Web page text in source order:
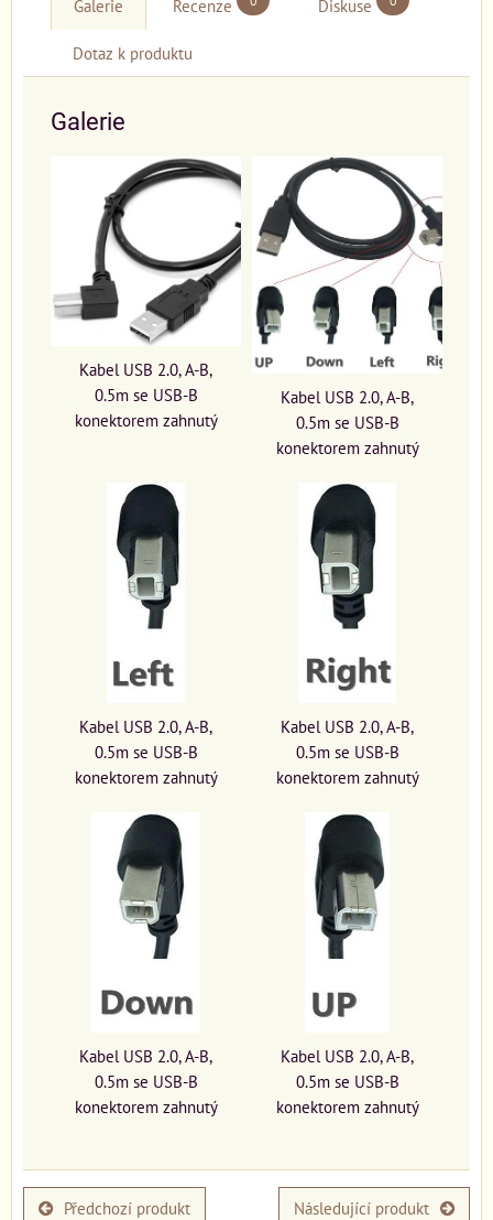
Galerie Recenze Diskuse
Dotaz k produktu
Galerie
Kabel USB 2.0, A-B,
0.5m se USB-B
konektorem zahnutý
Kabel USB 2.0, A-B,
0.5m se USB-B
konektorem zahnutý
Kabel USB 2.0, A-B,
0.5m se USB-B
konektorem zahnutý
Kabel USB 2.0, A-B,
0.5m se USB-B
konektorem zahnutý
Kabel USB 2.0, A-B,
0.5m se USB-B
konektorem zahnutý
Kabel USB 2.0, A-B,
0.5m se USB-B
konektorem zahnutý
Předchozí produkt Následující produkt